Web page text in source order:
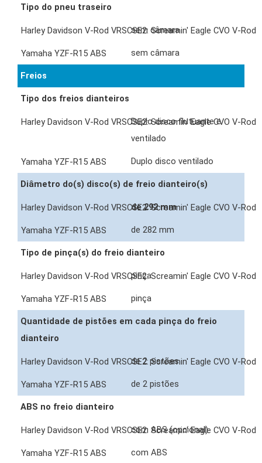
Tipo do pneu traseiro
sem câmara
sem câmara
Freios
Tipo dos freios dianteiros
Duplo disco flutuante e
ventilado
Duplo disco ventilado
Diâmetro do(s) disco(s) de freio dianteiro(s)
de 292 mm
de 282 mm
Tipo de pinça(s) do freio dianteiro
pinça
pinça
Quantidade de pistões em cada pinça do freio
dianteiro
de 2 pistões
de 2 pistões
ABS no freio dianteiro
com ABS (opcional)
com ABS